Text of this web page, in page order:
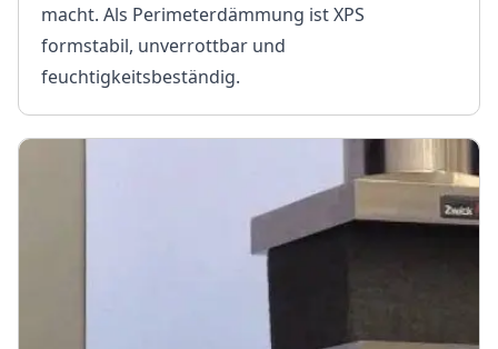
macht. Als Perimeterdämmung ist XPS
formstabil, unverrottbar und
feuchtigkeitsbeständig.